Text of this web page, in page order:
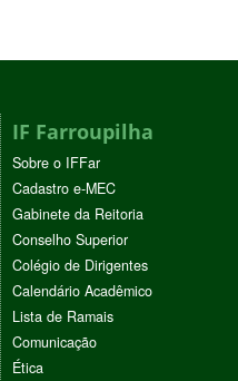
IF Farroupilha
Sobre o IFFar
Cadastro e-MEC
Gabinete da Reitoria
Conselho Superior
Colégio de Dirigentes
Calendário Acadêmico
Lista de Ramais
Comunicação
Ética